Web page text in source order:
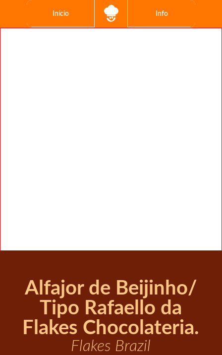
Início Info
Alfajor de Beijinho/
Tipo Rafaello da
Flakes Chocolateria.
Flakes Brazil